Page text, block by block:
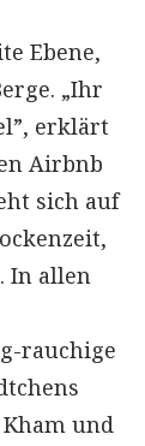
Ebene,
„Ihr
erklärt
Airbnb
sich auf
In allen
rauchige
und